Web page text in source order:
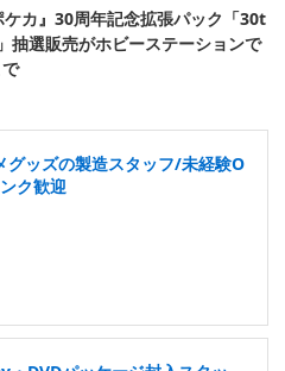
ケカ』30周年記念拡張パック「30t
抽選販売がホビーステーションで
グッズの製造スタッフ/未経験O
ク歓迎